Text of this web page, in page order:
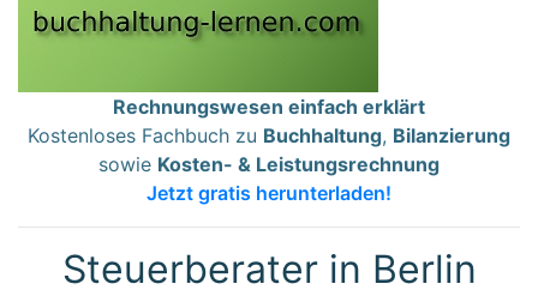
Rechnungswesen einfach erklärt
Kostenloses Fachbuch zu Buchhaltung, Bilanzierung
sowie Kosten- & Leistungsrechnung
Jetzt gratis herunterladen!
Steuerberater in Berlin